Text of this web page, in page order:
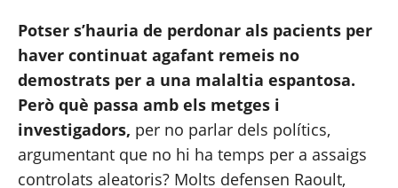
Potser s’hauria de perdonar als pacients per
haver continuat agafant remeis no
demostrats per a una malaltia espantosa.
Però què passa amb els metges i
investigadors, per no parlar dels polítics,
argumentant que no hi ha temps per a assaigs
controlats aleatoris? Molts defensen Raoult,